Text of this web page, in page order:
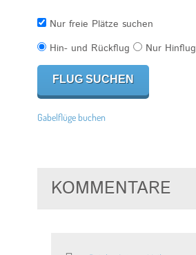
Nur freie Plätze suchen
Hin- und Rückflug
Nur Hinflug
Gabelflüge buchen
KOMMENTARE